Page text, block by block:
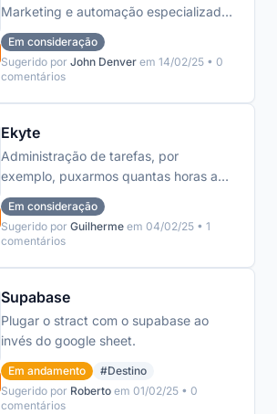
Marketing e automação especializado
em E-commerce Mailbiz
Em consideração
Sugerido por John Denver em 14/02/25 • 0
comentários
Ekyte
Administração de tarefas, por
exemplo, puxarmos quantas horas a
equipe teve de trabalho com
determinado cliente ou projeto
Em consideração
Sugerido por Guilherme em 04/02/25 • 1
comentários
Supabase
Plugar o stract com o supabase ao
invés do google sheet.
Em andamento
#Destino
Sugerido por Roberto em 01/02/25 • 0
comentários